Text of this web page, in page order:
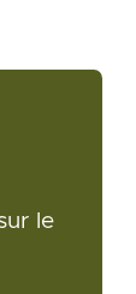
le